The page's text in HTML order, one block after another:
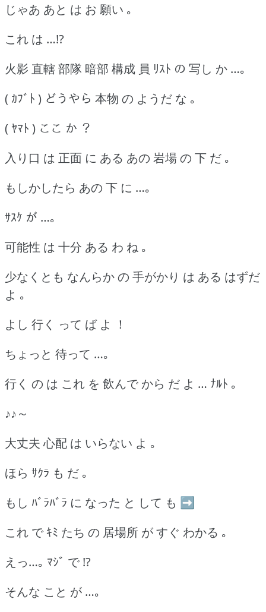
じゃあ あと は お 願い ｡
これ は …!?
火影 直轄 部隊 暗部 構成 員 ﾘｽﾄ の 写し か …｡
( ｶﾌﾞﾄ ) どうやら 本物 の ようだ な ｡
( ﾔﾏﾄ ) ここ か ？
入り口 は 正面 に ある あの 岩場 の 下 だ ｡
もしかしたら あの 下 に …｡
ｻｽｹ が …｡
可能性 は 十分 ある わ ね ｡
少なくとも なんらか の 手がかり は ある はずだ
よ ｡
よし 行く って ば よ ！
ちょっと 待って …｡
行く の は これ を 飲んで から だ よ … ﾅﾙﾄ ｡
♪♪～
大丈夫 心配 は いらない よ ｡
ほら ｻｸﾗ も だ ｡
もし ﾊﾞﾗﾊﾞﾗ に なった と して も ➡
これ で ｷﾐ たち の 居場所 が すぐ わかる ｡
えっ…｡ ﾏｼﾞ で !?
そんな こと が …｡